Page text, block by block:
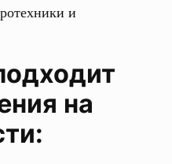
и
на